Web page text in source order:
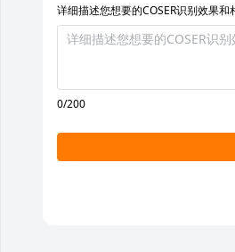
详细描述您想要的COSER识别效果和
0/200